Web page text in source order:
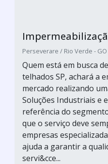
Perseverare / Rio Verde - GO
Quem está em busca
telhados SP, achará a
mercado realizando
Soluções Industriais e
referência do
que o serviço deve
empresas
ajuda a garantir a
servi&cce...